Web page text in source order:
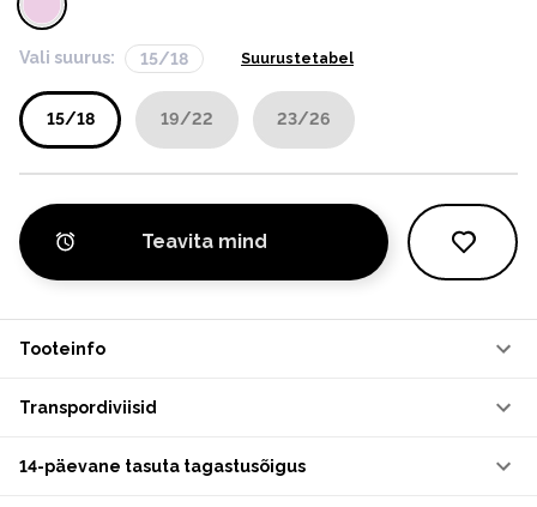
Vali suurus: 15/18 Suurustetabel
15/18 19/22 23/26
Teavita mind
Tooteinfo
Transpordiviisid
14-päevane tasuta tagastusõigus